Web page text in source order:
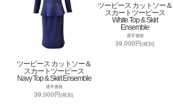
ツーピース カットソー＆
スカートツーピース
Navy Top & Skirt Ensemble
通常価格
39,000円(税別)
ツーピース カットソー＆
スカートツーピース
White Top & Skirt
Ensemble
通常価格
39,000円(税別)